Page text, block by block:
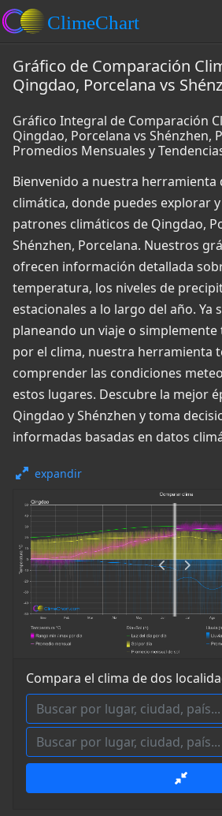
Gráfico de Comparación
Qingdao, Porcelana vs
Gráfico Integral de Comparación
Qingdao, Porcelana vs Shénzhen,
Promedios Mensuales y
Bienvenido a nuestra herramienta
climática, donde puedes explorar
patrones climáticos de Qingdao,
Shénzhen, Porcelana. Nuestros
ofrecen información detallada
temperatura, los niveles de
estacionales a lo largo del año. Ya
planeando un viaje o
por el clima, nuestra herramienta
comprender las condiciones
estos lugares. Descubre la mejor
Qingdao y Shénzhen y toma
informadas basadas en datos
expandir
Compara el clima de dos